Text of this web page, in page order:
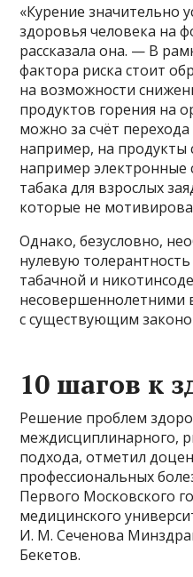
«Курение значительно
здоровья человека на
рассказала она. — В
фактора риска стоит
на возможности
продуктов горения на
можно за счёт
например, на
например электронные
табака для взрослых
которые не
Однако, безусловно,
нулевую
табачной и
несовершеннолетними
с существующим
10 шагов к
Решение проблем
междисциплинарного,
подхода, отметил
профессиональных
Первого Московского
медицинского
И. М. Сеченова
Бекетов.